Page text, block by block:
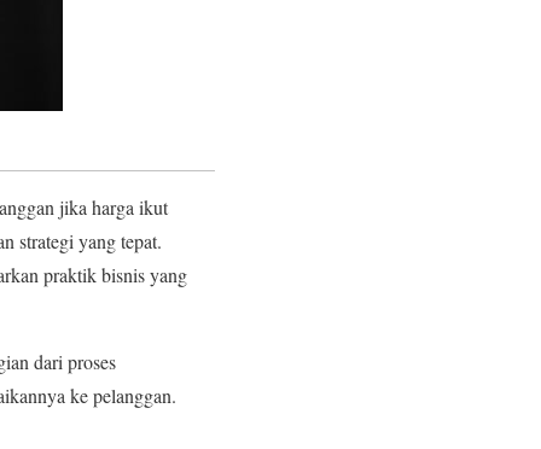
jika harga ikut
strategi yang tepat.
praktik bisnis yang
dari proses
ke pelanggan.